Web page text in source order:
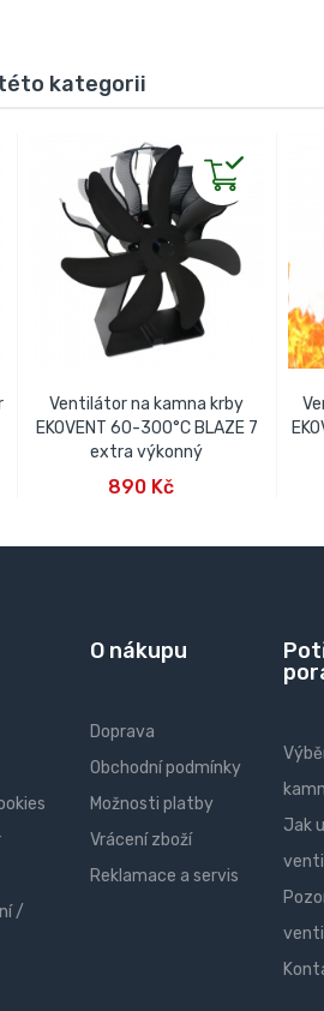
kategorii
Ventilátor na kamna krby
EKOVENT 60-300°C BLAZE 7
extra výkonný
890 Kč
/
O nákupu
Doprava
Obchodní podmínky
Možnosti platby
Vrácení zboží
Reklamace a servis
Jak